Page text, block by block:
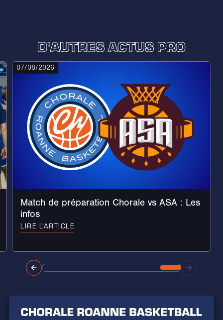
D'AUTRES ACTUS PRO
07/08/2026
Match de préparation Chorale vs ASA : Les
infos
LIRE L'ARTICLE